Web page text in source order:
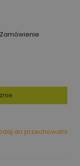
Zamówienie
do przechowalni